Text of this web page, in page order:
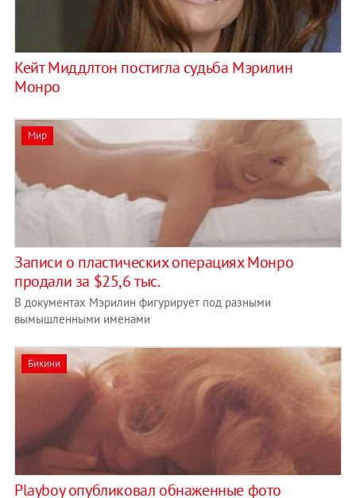
Кейт Миддлтон постигла судьба Мэрилин
Монро
Мир
Записи о пластических операциях Монро
продали за $25,6 тыс.
В документах Мэрилин фигурирует под разными
вымышленными именами
Бикини
Playboy опубликовал обнаженные фото